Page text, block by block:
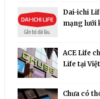
Dai-ichi
mạng lưới
ACE Life
Life tại
Chưa có